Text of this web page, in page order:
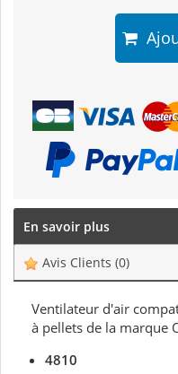
En savoir plus
Avis Clients (0)
Ventilateur d'air
à pellets de la marque
4810